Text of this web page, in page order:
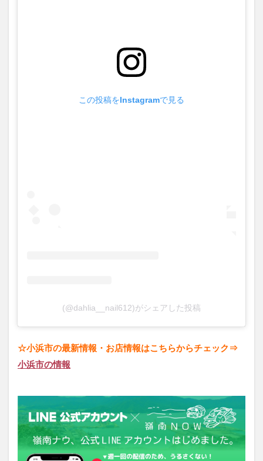
この投稿をInstagramで見る
(@dahlia__nail612)がシェアした投稿
☆小浜市の最新情報・お店情報はこちらからチェック⇒
小浜市の情報